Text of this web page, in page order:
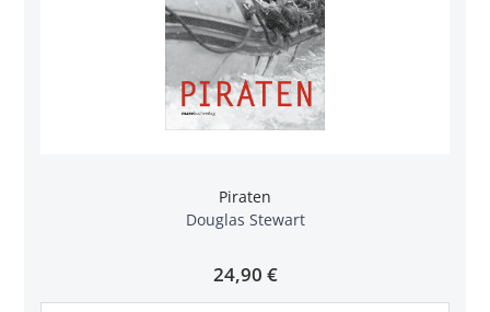
Piraten
Douglas Stewart
24,90 €